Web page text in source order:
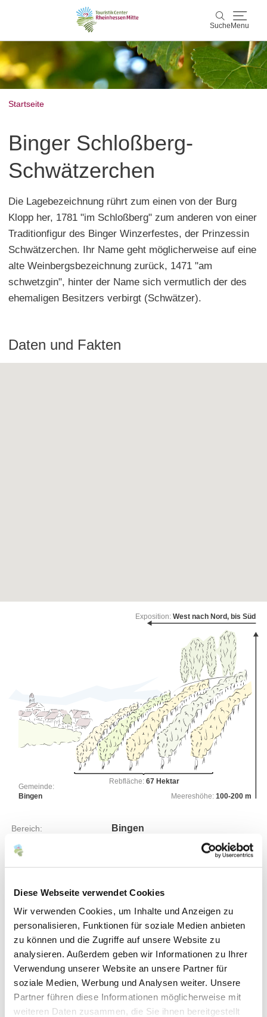
Diese Webseite verwendet Cookies
Wir verwenden Cookies, um Inhalte und Anzeigen zu
personalisieren, Funktionen für soziale Medien anbieten
zu können und die Zugriffe auf unsere Website zu
analysieren. Außerdem geben wir Informationen zu Ihrer
Verwendung unserer Website an unsere Partner für
soziale Medien, Werbung und Analysen weiter. Unsere
Partner führen diese Informationen möglicherweise mit
weiteren Daten zusammen, die Sie ihnen bereitgestellt
Suche Menu
Suche
Rheinhessen Mitte
Kultur & Events
Karte
Karte Rheinhessen Blog
Startseite
Binger Schloßberg-
Schwätzerchen
Die Lagebezeichnung rührt zum einen von der Burg
Klopp her, 1781 "im Schloßberg" zum anderen von einer
Traditionfigur des Binger Winzerfestes, der Prinzessin
Schwätzerchen. Ihr Name geht möglicherweise auf eine
alte Weinbergsbezeichnung zurück, 1471 "am
schwetzgin", hinter der Name sich vermutlich der des
ehemaligen Besitzers verbirgt (Schwätzer).
Daten und Fakten
Rebfläche:67 Hektar
Gemeinde:
Bingen
Meereshöhe: 100-200 m
Exposition: West nach Nord, bis Süd
Bereich: Bingen
Region:
Einzellage: Schloßberg-Schwätzerchen
Bodenarten
LÖSS/PARARENDZINA